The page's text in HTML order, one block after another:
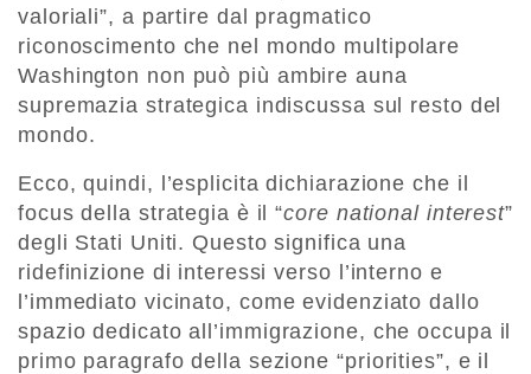
valoriali”, a partire dal pragmatico
riconoscimento che nel mondo multipolare
Washington non può più ambire auna
supremazia strategica indiscussa sul resto del
mondo.
Ecco, quindi, l’esplicita dichiarazione che il
focus della strategia è il “core national interest”
degli Stati Uniti. Questo significa una
ridefinizione di interessi verso l’interno e
l’immediato vicinato, come evidenziato dallo
spazio dedicatoall’immigrazione, che occupa il
primo paragrafo della sezione “priorities”, e il